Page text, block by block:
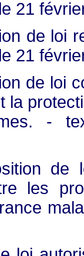
21
de loi
21
de loi
la
-
de
les